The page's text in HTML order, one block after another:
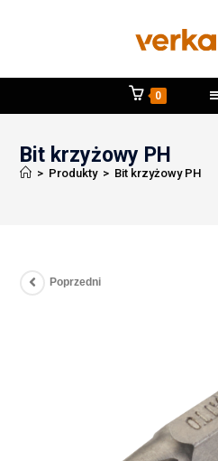
0
Bit krzyżowy PH
> Produkty > Bit krzyżowy PH
Poprzedni